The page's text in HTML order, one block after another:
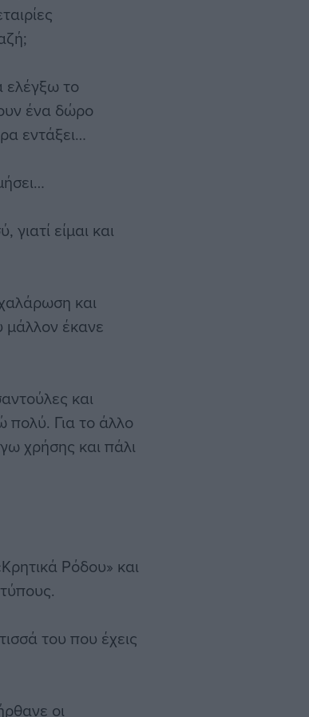
ελέγξω το
ένα δώρο
εντάξει…
είμαι και
και
μάλλον έκανε
και
πολύ. Για το άλλο
χρήσης και πάλι
Ρόδου» και
του που έχεις
οι